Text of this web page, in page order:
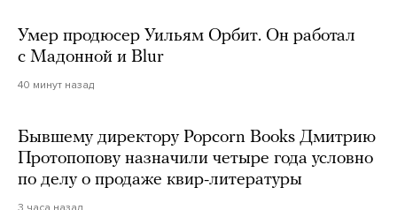
Умер продюсер Уильям Орбит. Он работал
с Мадонной и Blur
40 минут назад
Бывшему директору Popcorn Books Дмитрию
Протопопову назначили четыре года условно
по делу о продаже квир-литературы
3 часа назад